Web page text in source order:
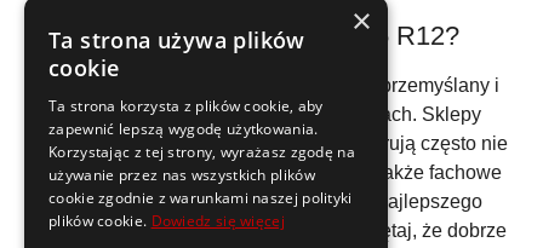
Gdzie kupić opony 220/55 R12?
powinien być przemyślany i
dokonywany w sprawdzonych miejscach. Sklepy
specjalizujące się w sprzedaży opon oferują często nie
tylko szeroki wybór modeli i marek, ale także fachowe
doradztwo, które pomoże w doborze najlepszego
rozwiązania dla Twojego pojazdu. Pamiętaj, że dobrze
×
Ta strona używa plików
cookie
Ta strona korzysta z plików cookie, aby
zapewnić lepszą wygodę użytkowania.
Korzystając z tej strony, wyrażasz zgodę na
używanie przez nas wszystkich plików
cookie zgodnie z warunkami naszej polityki
plików cookie. Dowiedz się więcej